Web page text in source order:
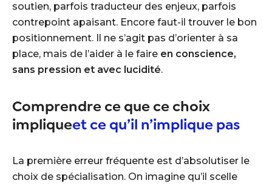
soutien, parfois traducteur des enjeux, parfois
contrepoint apaisant. Encore faut-il trouver le bon
positionnement. Il ne s’agit pas d’orienter à sa
place, mais de l’aider à le faire en conscience,
sans pression et avec lucidité.
Comprendre ce que ce choix
impliqueet ce qu’il n’implique pas
La première erreur fréquente est d’absolutiser le
choix de spécialisation. On imagine qu’il scelle